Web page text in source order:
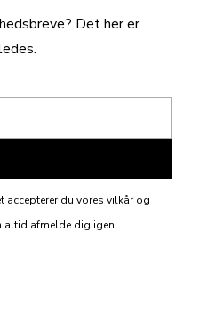
Det her er
du vores vilkår og
afmelde dig igen.